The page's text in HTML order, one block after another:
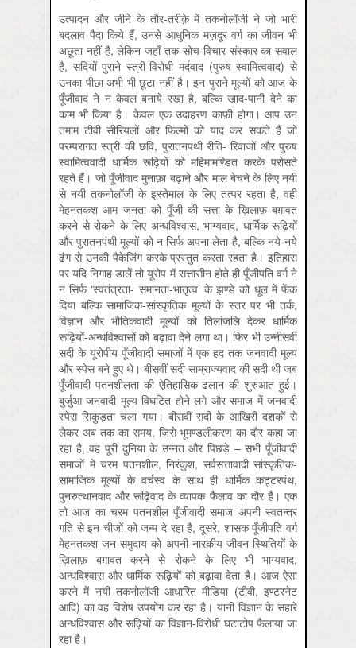
उत्पादन और जीने के तौर-तरीक़े में तकनोलॉजी ने जो भारी
बदलाव पैदा किये हैं, उनसे आधुनिक मज़दूर वर्ग का जीवन भी
अछूता नहीं है, लेकिन जहाँ तक सोच-विचार-संस्कार का सवाल
है, सदियों पुराने स्त्री-विरोधी मर्दवाद (पुरुष स्वामित्ववाद) से
उनका पीछा अभी भी छूटा नहीं है। इन पुराने मूल्यों को आज के
पूँजीवाद ने न केवल बनाये रखा है, बल्कि खाद-पानी देने का
काम भी किया है। केवल एक उदाहरण काफ़ी होगा। आप उन
तमाम टीवी सीरियलों और फिल्मों को याद कर सकते हैं जो
परम्परागत स्त्री की छवि, पुरातनपंथी रीति- रिवाजों और पुरुष
स्वामित्ववादी धार्मिक रूढ़ियों को महिमामण्डित करके परोसते
रहते हैं। जो पूँजीवाद मुनाफ़ा बढ़ाने और माल बेचने के लिए नयी
से नयी तकनोलॉजी के इस्तेमाल के लिए तत्पर रहता है, वहीं
मेहनतकश आम जनता को पूँजी की सत्ता के ख़िलाफ़ बग़ावत
करने से रोकने के लिए अन्धविश्वास, भाग्यवाद, धार्मिक रूढ़ियों
और पुरातनपंथी मूल्यों को न सिर्फ अपना लेता है, बल्कि नये-नये
ढंग से उनकी पैकेजिंग करके प्रस्तुत करता रहता है। इतिहास
पर यदि निगाह डालें तो यूरोप में सत्तासीन होते ही पूँजीपति वर्ग ने
न सिर्फ ‘स्वतंत्रता- समानता-भातृत्व’ के झण्डे को धूल में फेंक
दिया बल्कि सामाजिक-सांस्कृतिक मूल्यों के स्तर पर भी तर्क,
विज्ञान और भौतिकवादी मूल्यों को तिलांजलि देकर धार्मिक
रूढ़ियों-अन्धविश्वासों को बढ़ावा देने लगा था। फिर भी उन्नीसवीं
सदी के यूरोपीय पूँजीवादी समाजों में एक हद तक जनवादी मूल्य
और स्पेस बने हुए थे। बीसवीं सदी साम्राज्यवाद की सदी थी जब
पूँजीवादी पतनशीलता की ऐतिहासिक ढलान की शुरुआत हुई।
बुर्जुआ जनवादी मूल्य विघटित होने लगे और समाज में जनवादी
स्पेस सिकुड़ता चला गया। बीसवीं सदी के आखिरी दशकों से
लेकर अब तक का समय, जिसे भूमण्डलीकरण का दौर कहा जा
रहा है, वह पूरी दुनिया के उन्नत और पिछड़े – सभी पूँजीवादी
समाजों में चरम पतनशील, निरंकुश, सर्वसत्तावादी सांस्कृतिक-
सामाजिक मूल्यों के वर्चस्व के साथ ही धार्मिक कट्टरपंथ,
पुनरुत्थानवाद और रूढ़िवाद के व्यापक फैलाव का दौर है। एक
तो आज का चरम पतनशील पूँजीवादी समाज अपनी स्वतन्त्र
गति से इन चीजों को जन्म दे रहा है, दूसरे, शासक पूँजीपति वर्ग
मेहनतकश जन-समुदाय को अपनी नारकीय जीवन-स्थितियों के
ख़िलाफ़ बग़ावत करने से रोकने के लिए भी भाग्यवाद,
अन्धविश्वास और धार्मिक रूढ़ियों को बढ़ावा देता है। आज ऐसा
करने में नयी तकनोलॉजी आधारित मीडिया (टीवी, इण्टरनेट
आदि) का वह विशेष उपयोग कर रहा है। यानी विज्ञान के सहारे
अन्धविश्वास और रूढ़ियों का विज्ञान-विरोधी घटाटोप फैलाया जा
रहा है।